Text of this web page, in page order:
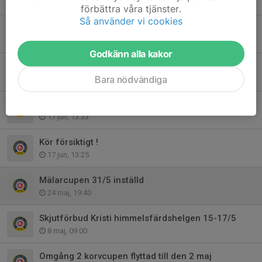
4 jul, 16:43
Kastmaskin trasig
1 jul, 19:34
Veteranmästerskapet
17 jun, 13:33
Kör försiktigt !
17 jun, 13:25
Mälarcupen 31/5 inställd
24 maj, 19:40
Skjutförbud Kristi himmelsfärdshelgen 15-17/5
8 maj, 09:00
Omgång 2 korvcupen flyttad till den 2 maj
förbättra våra tjänster.
Så använder vi cookies
Godkänn alla kakor
Bara nödvändiga